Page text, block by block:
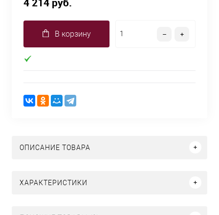
В корзину
ОПИСАНИЕ ТОВАРА
ХАРАКТЕРИСТИКИ